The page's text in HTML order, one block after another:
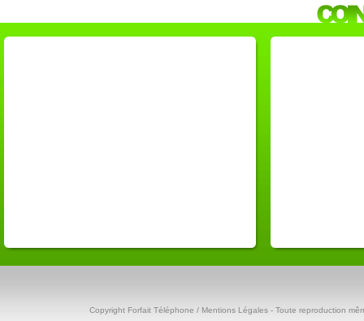
Copyright Forfait Téléphone / Mentions Légales - Toute reproduction